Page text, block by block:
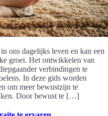
ons dagelijks leven en kan een
groei. Het ontwikkelen van
verbindingen te
In deze gids worden
om meer bewustzijn te
Door bewust te […]